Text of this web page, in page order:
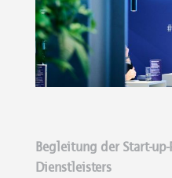
Begleitung der Start-up-
Dienstleisters